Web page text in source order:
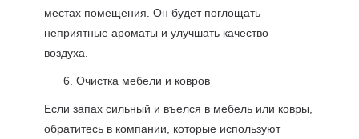
местах помещения. Он будет поглощать
неприятные ароматы и улучшать качество
воздуха.
Очистка мебели и ковров
Если запах сильный и въелся в мебель или ковры,
обратитесь в компании, которые используют